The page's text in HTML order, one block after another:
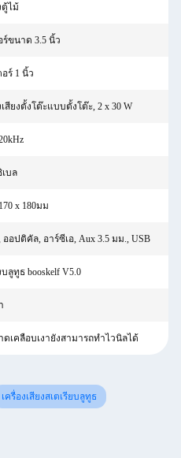
ตู้ไม้
ร์ขนาด 3.5 นิ้ว
ร์ 1 นิ้ว
สียงตั้งโต๊ะแบบตั้งโต๊ะ, 2 x 30 W
เบล
x 180มม
อปติคัล, อาร์ซีเอ, Aux 3.5 มม., USB
ลูทูธ booskelf V5.0
เคลือบเงายังสามารถทำไวนิลได้
เครื่องเสียงสเตเรียบลูทูธ